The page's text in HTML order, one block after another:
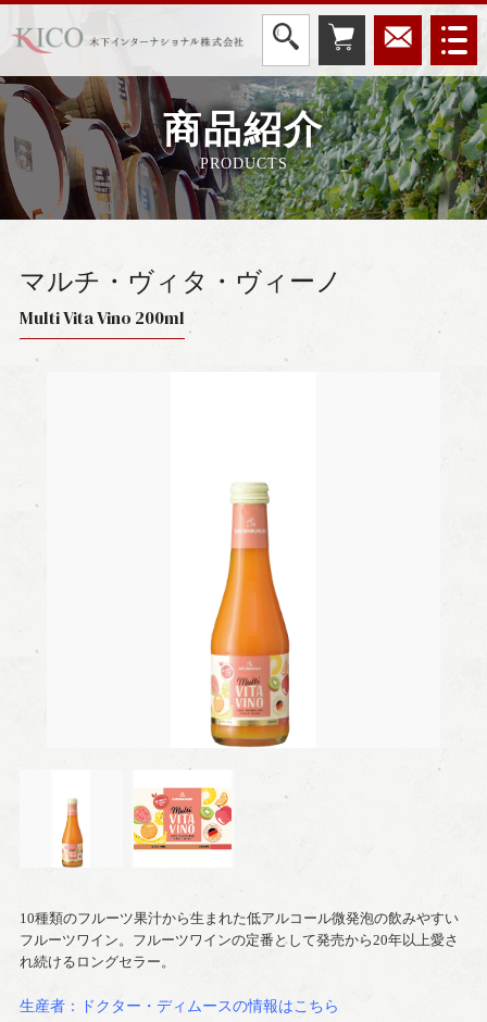
商品紹介
PRODUCTS
マルチ・ヴィタ・ヴィーノ
Multi Vita Vino 200ml
10種類のフルーツ果汁から生まれた低アルコール微発泡の飲みやすい
フルーツワイン。フルーツワインの定番として発売から20年以上愛さ
れ続けるロングセラー。
生産者：ドクター・ディムースの情報はこちら